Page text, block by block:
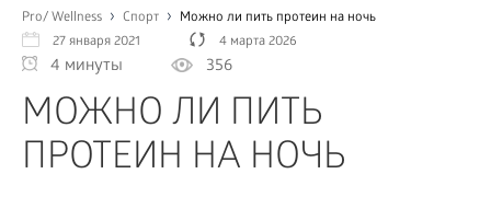
Pro/ Wellness Спорт
Можно ли пить протеин на ночь
27 января 2021
4 марта 2026
4 минуты 356
МОЖНО ЛИ ПИТЬ
ПРОТЕИН НА НОЧЬ
СПОРТ
ЗДОРОВЬЕ
КРАСОТА
ПСИХОЛОГИЯ